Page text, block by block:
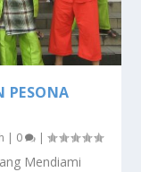
PESONA
| 0 |
Mendiami